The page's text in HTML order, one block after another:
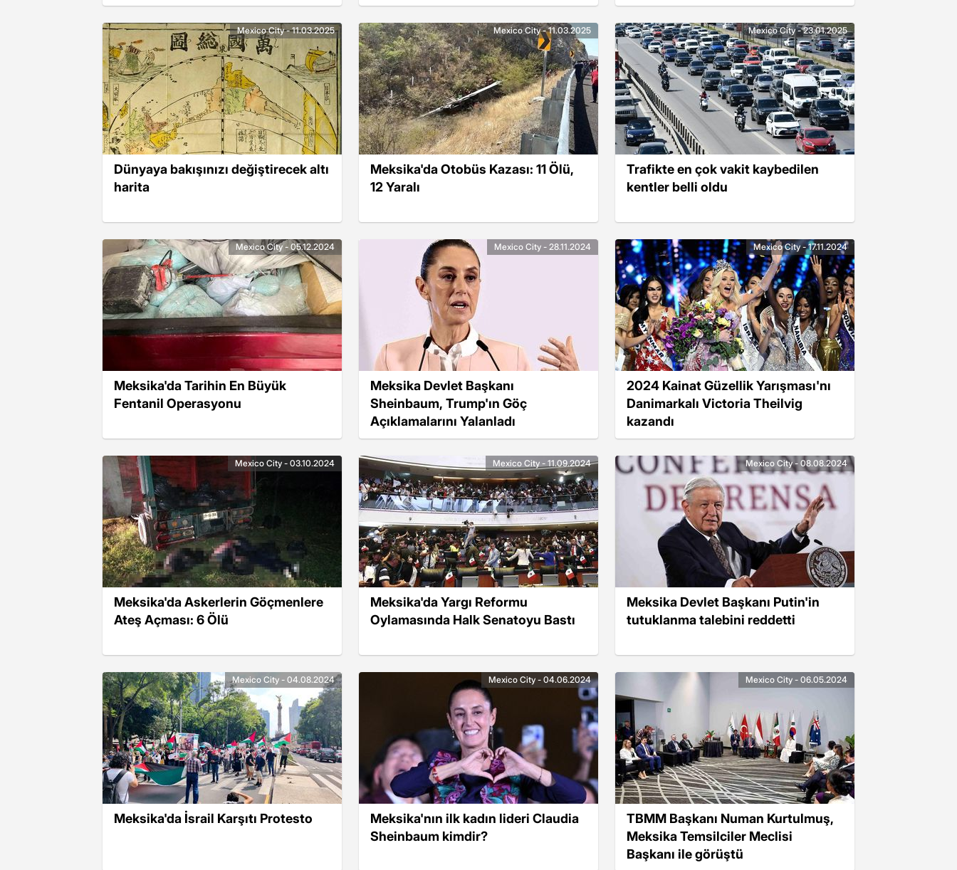
Dünyaya bakışınızı değiştirecek altı
harita
Mexico City - 11.03.2025
Meksika'da Otobüs Kazası: 11 Ölü,
12 Yaralı
Mexico City - 11.03.2025
Trafikte en çok vakit kaybedilen
kentler belli oldu
Mexico City - 23.01.2025
Meksika'da Tarihin En Büyük
Fentanil Operasyonu
Mexico City - 05.12.2024
Meksika Devlet Başkanı
Sheinbaum, Trump'ın Göç
Açıklamalarını Yalanladı
Mexico City - 28.11.2024
2024 Kainat Güzellik Yarışması'nı
Danimarkalı Victoria Theilvig
kazandı
Mexico City - 17.11.2024
Meksika'da Askerlerin Göçmenlere
Ateş Açması: 6 Ölü
Mexico City - 03.10.2024
Meksika'da Yargı Reformu
Oylamasında Halk Senatoyu Bastı
Mexico City - 11.09.2024
Meksika Devlet Başkanı Putin'in
tutuklanma talebini reddetti
Mexico City - 08.08.2024
Meksika'da İsrail Karşıtı Protesto
Mexico City - 04.08.2024
Meksika'nın ilk kadın lideri Claudia
Sheinbaum kimdir?
Mexico City - 04.06.2024
TBMM Başkanı Numan Kurtulmuş,
Meksika Temsilciler Meclisi
Başkanı ile görüştü
Mexico City - 06.05.2024